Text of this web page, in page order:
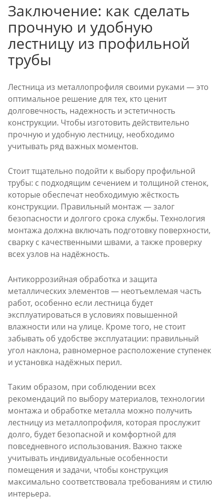
Заключение: как сделать
прочную и удобную
лестницу из профильной
трубы
Лестница из металлопрофиля своими руками — это
оптимальное решение для тех, кто ценит
долговечность, надежность и эстетичность
конструкции. Чтобы изготовить действительно
прочную и удобную лестницу, необходимо
учитывать ряд важных моментов.
Стоит тщательно подойти к выбору профильной
трубы: с подходящим сечением и толщиной стенок,
которые обеспечат необходимую жёсткость
конструкции. Правильный монтаж — залог
безопасности и долгого срока службы. Технология
монтажа должна включать подготовку поверхности,
сварку с качественными швами, а также проверку
всех узлов на надёжность.
Антикоррозийная обработка и защита
металлических элементов — неотъемлемая часть
работ, особенно если лестница будет
эксплуатироваться в условиях повышенной
влажности или на улице. Кроме того, не стоит
забывать об удобстве эксплуатации: правильный
угол наклона, равномерное расположение ступенек
и установка надёжных перил.
Таким образом, при соблюдении всех
рекомендаций по выбору материалов, технологии
монтажа и обработке металла можно получить
лестницу из металлопрофиля, которая прослужит
долго, будет безопасной и комфортной для
повседневного использования. Важно также
учитывать индивидуальные особенности
помещения и задачи, чтобы конструкция
максимально соответствовала требованиям и стилю
интерьера.